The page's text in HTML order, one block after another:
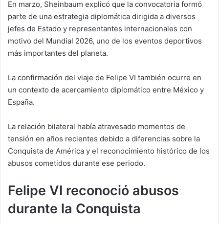
En marzo, Sheinbaum explicó que la convocatoria formó
parte de una estrategia diplomática dirigida a diversos
jefes de Estado y representantes internacionales con
motivo del Mundial 2026, uno de los eventos deportivos
más importantes del planeta.
La confirmación del viaje de Felipe VI también ocurre en
un contexto de acercamiento diplomático entre México y
España.
La relación bilateral había atravesado momentos de
tensión en años recientes debido a diferencias sobre la
Conquista de América y el reconocimiento histórico de los
abusos cometidos durante ese periodo.
Felipe VI reconoció abusos
durante la Conquista